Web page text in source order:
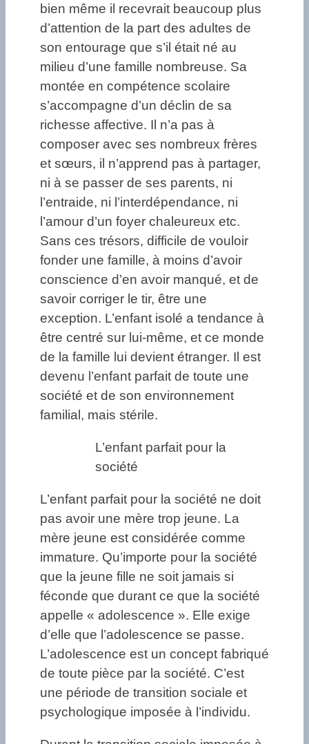
bien même il recevrait beaucoup plus
d’attention de la part des adultes de
son entourage que s’il était né au
milieu d’une famille nombreuse. Sa
montée en compétence scolaire
s’accompagne d’un déclin de sa
richesse affective. Il n’a pas à
composer avec ses nombreux frères
et sœurs, il n’apprend pas à partager,
ni à se passer de ses parents, ni
l’entraide, ni l’interdépendance, ni
l’amour d’un foyer chaleureux etc.
Sans ces trésors, difficile de vouloir
fonder une famille, à moins d’avoir
conscience d’en avoir manqué, et de
savoir corriger le tir, être une
exception. L’enfant isolé a tendance à
être centré sur lui-même, et ce monde
de la famille lui devient étranger. Il est
devenu l’enfant parfait de toute une
société et de son environnement
familial, mais stérile.
L’enfant parfait pour la
société
L’enfant parfait pour la société ne doit
pas avoir une mère trop jeune. La
mère jeune est considérée comme
immature. Qu’importe pour la société
que la jeune fille ne soit jamais si
féconde que durant ce que la société
appelle « adolescence ». Elle exige
d’elle que l’adolescence se passe.
L’adolescence est un concept fabriqué
de toute pièce par la société. C’est
une période de transition sociale et
psychologique imposée à l’individu.